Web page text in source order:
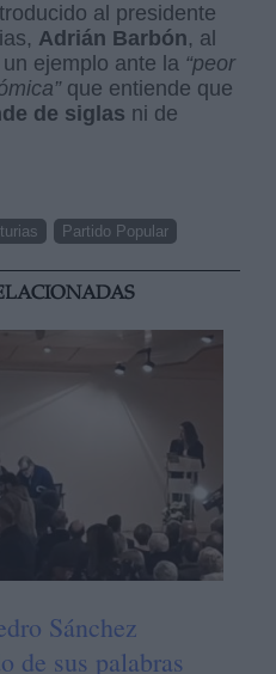
al presidente
Adrián Barbón, al
ejemplo ante la “peor
que entiende que
de siglas ni de
Partido Popular
Sánchez
de sus palabras